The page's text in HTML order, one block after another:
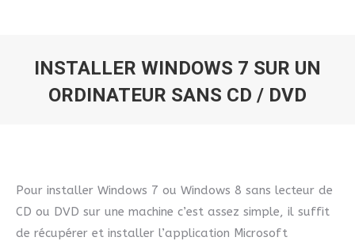
INSTALLER WINDOWS 7 SUR UN
ORDINATEUR SANS CD / DVD
Pour installer Windows 7 ou Windows 8 sans lecteur de
CD ou DVD sur une machine c’est assez simple, il suffit
de récupérer et installer l’application Microsoft